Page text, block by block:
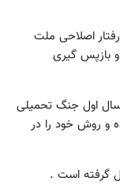
اصلاحی ملت
و بازپس گیری
اول جنگ تحمیلی
و روش خود را در
گرفته است .